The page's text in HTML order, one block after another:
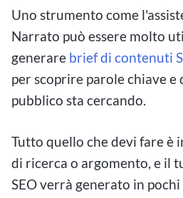
Uno strumento come
Narrato può essere molto
generare brief di contenuti
per scoprire parole chiave e
pubblico sta cercando.
Tutto quello che devi fare è
di ricerca o argomento, e il
SEO verrà generato in